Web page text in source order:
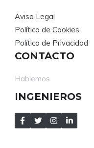
Aviso Legal
Política de Cookies
Política de Privacidad
CONTACTO
Hablemos
INGENIEROS